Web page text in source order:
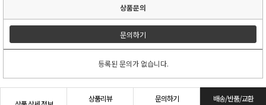
상품문의
문의하기
등록된 문의가 없습니다.
상품리뷰
문의하기
배송/반품/교환